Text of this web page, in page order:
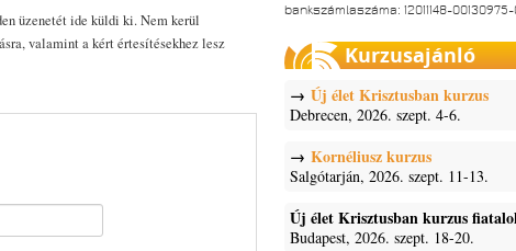
üzenetét ide küldi ki. Nem kerül
valamint a kért értesítésekhez lesz
bankszámlaszáma: 12011148-
Kurzusajánló
Új élet Krisztusban kurzus
Debrecen, 2026. szept. 4-6.
Kornéliusz kurzus
Salgótarján, 2026. szept. 11-13.
Új élet Krisztusban kurzus
Budapest, 2026. szept. 18-20.